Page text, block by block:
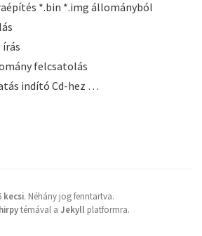
*.bin *.img állományból
írás
felcsatolás
indító Cd-hez …
kecsi. Néhány jog fenntartva.
témával a Jekyll platformra.